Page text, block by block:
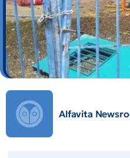
Alfavita